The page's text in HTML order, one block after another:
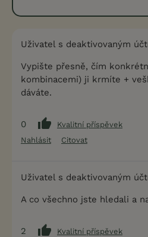
Uživatel s deaktivovaným
Vypište přesně, čím
kombinacemi) ji krmíte +
dáváte.
0
Kvalitní příspěvek
Nahlásit
Citovat
Uživatel s deaktivovaným
A co všechno jste hledali a
2
Kvalitní příspěvek